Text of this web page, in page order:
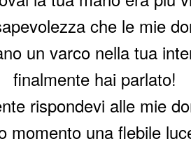
che le mie
un varco nella tua
finalmente hai parlato!
rispondevi alle mie
momento una flebile